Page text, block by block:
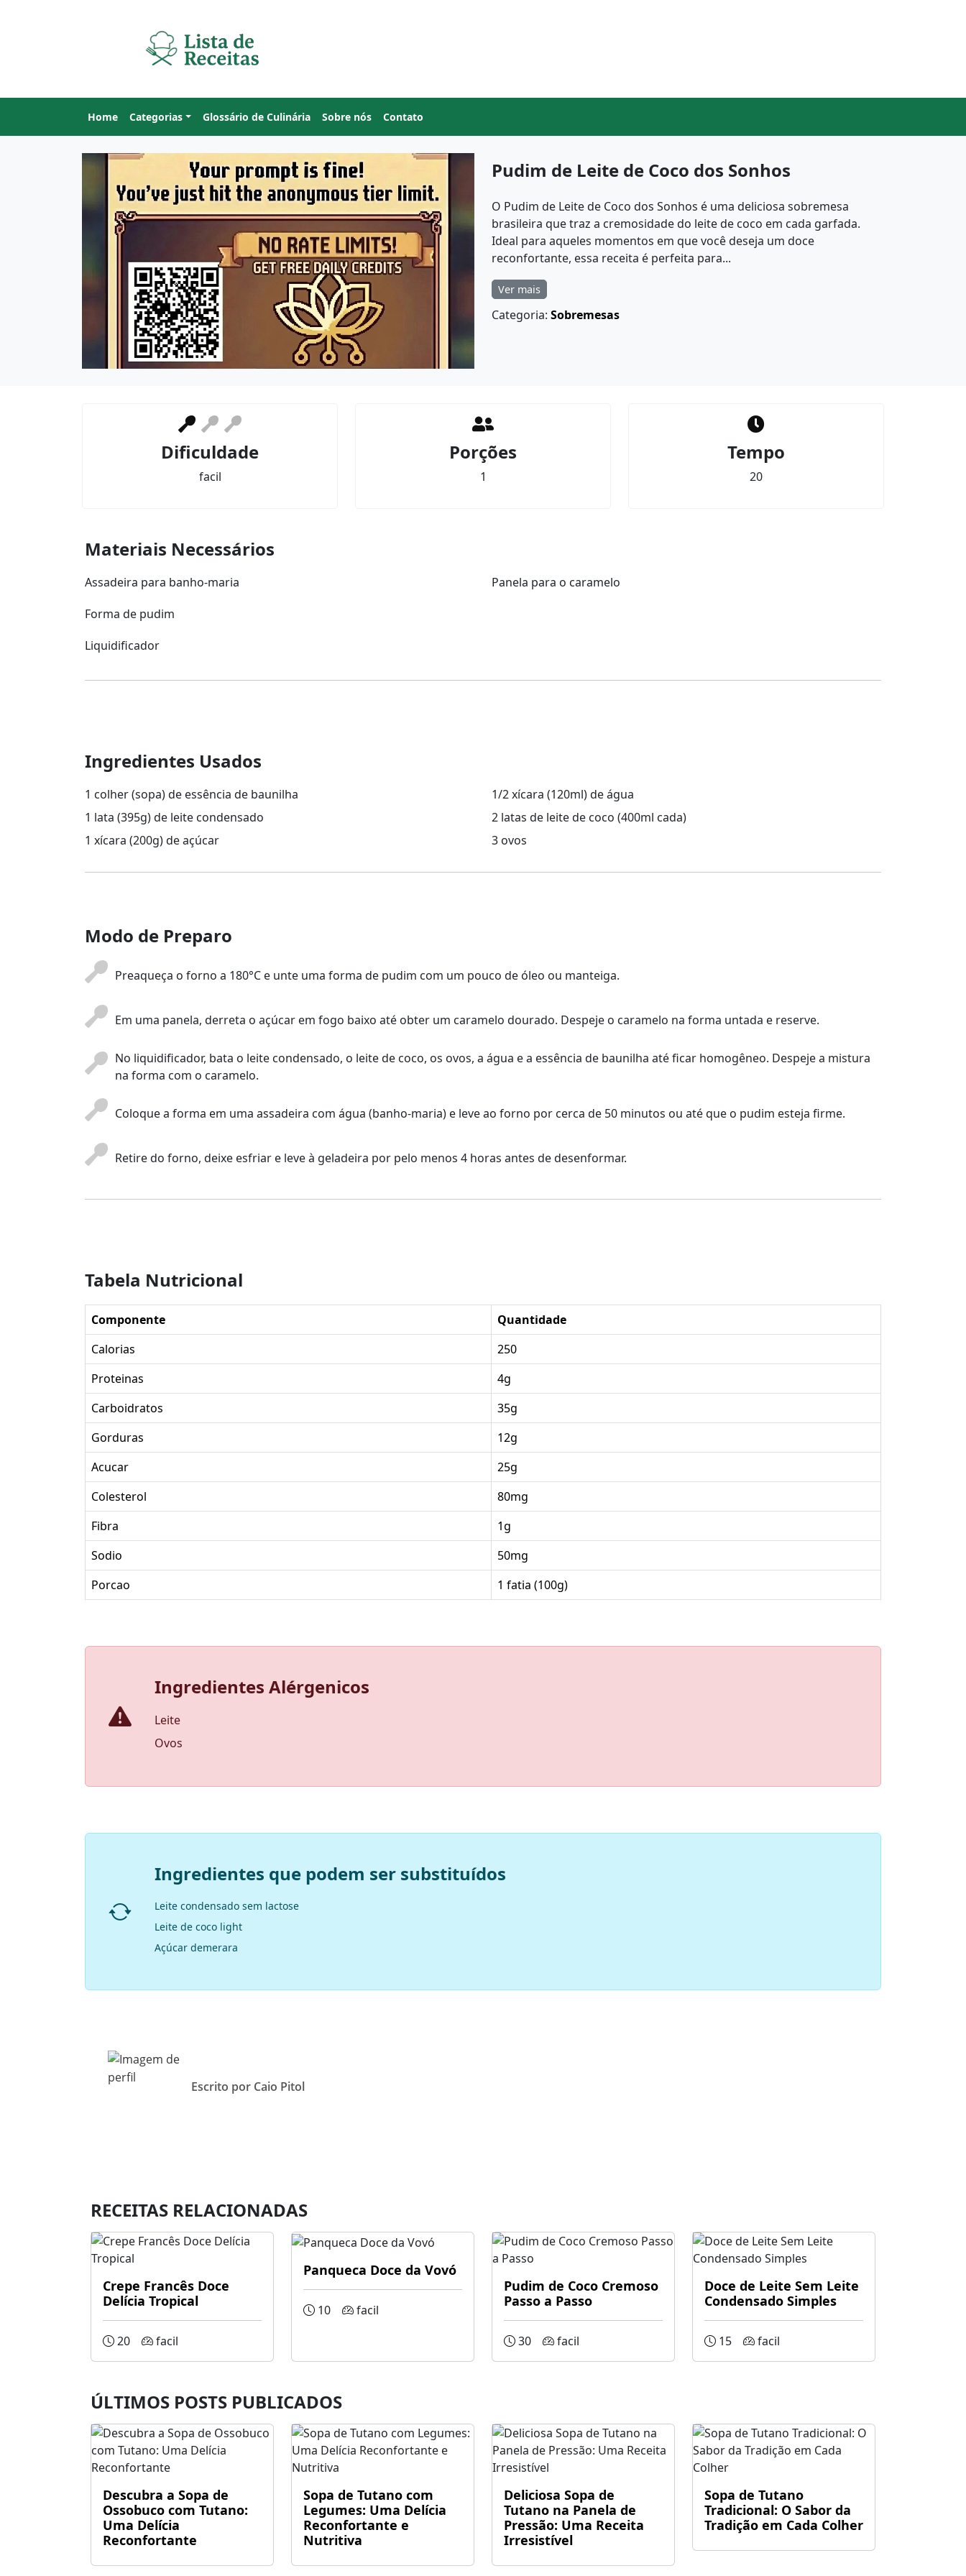
Home Categorias Glossário de Culinária Sobre nós Contato
Pudim de Leite de Coco dos Sonhos
O Pudim de Leite de Coco dos Sonhos é uma deliciosa sobremesa
brasileira que traz a cremosidade do leite de coco em cada garfada.
Ideal para aqueles momentos em que você deseja um doce
reconfortante, essa receita é perfeita para...
Ver mais
Categoria: Sobremesas
Dificuldade
facil
Porções
1
Tempo
20
Materiais Necessários
Assadeira para banho-maria
Forma de pudim
Liquidificador
Panela para o caramelo
Ingredientes Usados
1 colher (sopa) de essência de baunilha
1 lata (395g) de leite condensado
1 xícara (200g) de açúcar
1/2 xícara (120ml) de água
2 latas de leite de coco (400ml cada)
3 ovos
Modo de Preparo
Preaqueça o forno a 180°C e unte uma forma de pudim com um pouco de óleo ou manteiga.
Em uma panela, derreta o açúcar em fogo baixo até obter um caramelo dourado. Despeje o caramelo na forma untada e reserve.
No liquidificador, bata o leite condensado, o leite de coco, os ovos, a água e a essência de baunilha até ficar homogêneo. Despeje a mistura
na forma com o caramelo.
Coloque a forma em uma assadeira com água (banho-maria) e leve ao forno por cerca de 50 minutos ou até que o pudim esteja firme.
Retire do forno, deixe esfriar e leve à geladeira por pelo menos 4 horas antes de desenformar.
Tabela Nutricional
Componente
Quantidade
Calorias
250
Proteinas
4g
Carboidratos
35g
Gorduras
12g
Acucar
25g
Colesterol
80mg
Fibra
1g
Sodio
50mg
Porcao
1 fatia (100g)
Ingredientes Alérgenicos
Leite
Ovos
Ingredientes que podem ser substituídos
Leite condensado sem lactose
Leite de coco light
Açúcar demerara
Escrito por Caio Pitol
RECEITAS RELACIONADAS
Crepe Francês Doce
Delícia Tropical
20 facil
Panqueca Doce da Vovó
10 facil
Pudim de Coco Cremoso
Passo a Passo
30 facil
Doce de Leite Sem Leite
Condensado Simples
15 facil
ÚLTIMOS POSTS PUBLICADOS
Descubra a Sopa de
Ossobuco com Tutano:
Uma Delícia
Reconfortante
Sopa de Tutano com
Legumes: Uma Delícia
Reconfortante e
Nutritiva
Deliciosa Sopa de
Tutano na Panela de
Pressão: Uma Receita
Irresistível
Sopa de Tutano
Tradicional: O Sabor da
Tradição em Cada Colher